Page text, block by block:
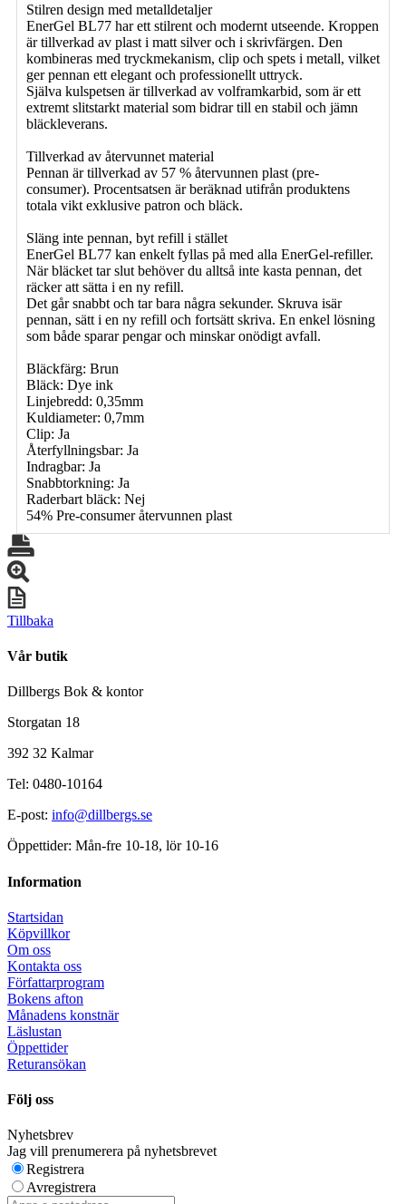
Stilren design med metalldetaljer
EnerGel BL77 har ett stilrent och modernt utseende. Kroppen
är tillverkad av plast i matt silver och i skrivfärgen. Den
kombineras med tryckmekanism, clip och spets i metall, vilket
ger pennan ett elegant och professionellt uttryck.
Själva kulspetsen är tillverkad av volframkarbid, som är ett
extremt slitstarkt material som bidrar till en stabil och jämn
bläckleverans.
Tillverkad av återvunnet material
Pennan är tillverkad av 57 % återvunnen plast (pre-
consumer). Procentsatsen är beräknad utifrån produktens
totala vikt exklusive patron och bläck.
Släng inte pennan, byt refill i stället
EnerGel BL77 kan enkelt fyllas på med alla EnerGel-refiller.
När bläcket tar slut behöver du alltså inte kasta pennan, det
räcker att sätta i en ny refill.
Det går snabbt och tar bara några sekunder. Skruva isär
pennan, sätt i en ny refill och fortsätt skriva. En enkel lösning
som både sparar pengar och minskar onödigt avfall.
Bläckfärg: Brun
Bläck: Dye ink
Linjebredd: 0,35mm
Kuldiameter: 0,7mm
Clip: Ja
Återfyllningsbar: Ja
Indragbar: Ja
Snabbtorkning: Ja
Raderbart bläck: Nej
54% Pre-consumer återvunnen plast
Tillbaka
Vår butik
Dillbergs Bok & kontor
Storgatan 18
392 32 Kalmar
Tel: 0480-10164
E-post: info@dillbergs.se
Öppettider: Mån-fre 10-18, lör 10-16
Information
Startsidan
Köpvillkor
Om oss
Kontakta oss
Författarprogram
Bokens afton
Månadens konstnär
Läslustan
Öppettider
Returansökan
Följ oss
Nyhetsbrev
Jag vill prenumerera på nyhetsbrevet
Registrera
Avregistrera